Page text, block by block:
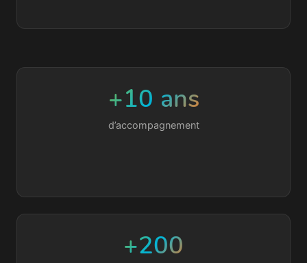
+10 ans
d’accompagnement
+200